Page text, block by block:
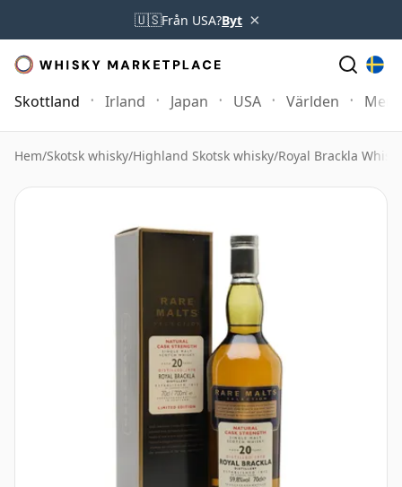
🇺🇸Från USA?Byt ×
Skottland Irland Japan USA Världen Mer
Hem/Skotsk whisky/Highland Skotsk whisky/Royal Brackla